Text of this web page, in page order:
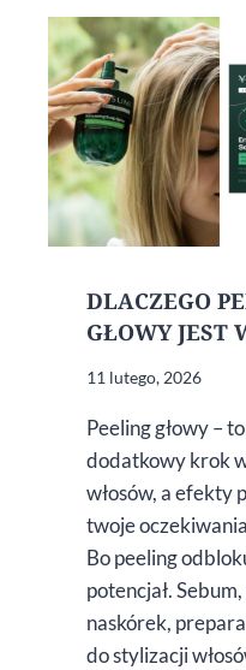
DLACZEGO
GŁOWY JEST
11 lutego, 2026
Peeling głowy –
dodatkowy krok
włosów, a efekty
twoje
Bo peeling
potencjał.
naskórek,
do stylizacji